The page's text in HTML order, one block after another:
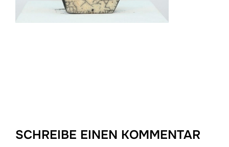
SCHREIBE EINEN KOMMENTAR